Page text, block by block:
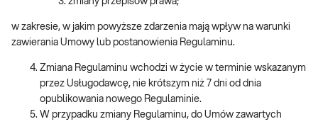
w zakresie, w jakim powyższe zdarzenia mają wpływ na warunki
zawierania Umowy lub postanowienia Regulaminu.
Zmiana Regulaminu wchodzi w życie w terminie wskazanym
przez Usługodawcę, nie krótszym niż 7 dni od dnia
opublikowania nowego Regulaminie.
W przypadku zmiany Regulaminu, do Umów zawartych